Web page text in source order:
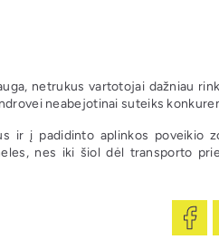
netrukus vartotojai dažniau
neabejotinai suteiks
ir į padidinto aplinkos poveikio
nes iki šiol dėl transporto